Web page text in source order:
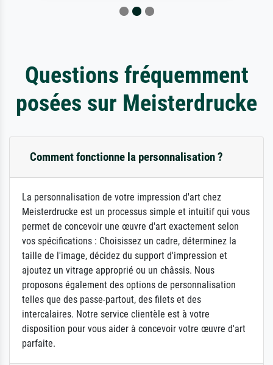
Questions fréquemment
posées sur Meisterdrucke
Comment fonctionne la personnalisation ?
La personnalisation de votre impression d'art chez
Meisterdrucke est un processus simple et intuitif qui vous
permet de concevoir une œuvre d'art exactement selon
vos spécifications : Choisissez un cadre, déterminez la
taille de l'image, décidez du support d'impression et
ajoutez un vitrage approprié ou un châssis. Nous
proposons également des options de personnalisation
telles que des passe-partout, des filets et des
intercalaires. Notre service clientèle est à votre
disposition pour vous aider à concevoir votre œuvre d'art
parfaite.